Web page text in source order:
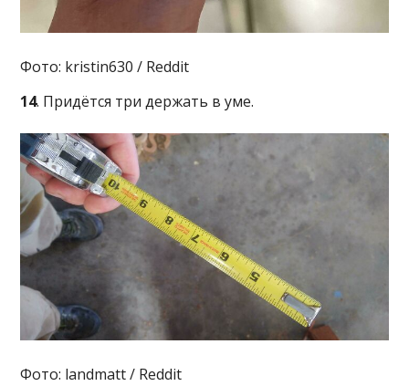
Фото: kristin630 / Reddit
14. Придётся три держать в уме.
Фото: landmatt / Reddit